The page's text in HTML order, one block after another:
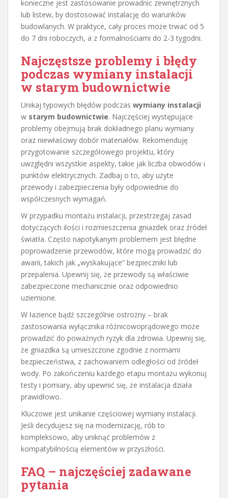
konieczne jest zastosowanie prowadnic zewnętrznych
lub listew, by dostosować instalację do warunków
budowlanych. W praktyce, cały proces może trwać od 5
do 7 dni roboczych, a z formalnościami do 2-3 tygodni.
Najczęstsze problemy i błędy
podczas wymiany instalacji
w starym budownictwie
Unikaj typowych błędów podczas wymiany instalacji
w starym budownictwie. Najczęściej występujące
problemy obejmują brak dokładnego planu wymiany
oraz niewłaściwy dobór materiałów. Rekomenduję
przygotowanie szczegółowego projektu, który
uwzględni wszystkie aspekty, takie jak liczba obwodów i
punktów elektrycznych. Zadbaj o to, aby użyte
przewody i zabezpieczenia były odpowiednie do
współczesnych wymagań.
W przypadku montażu instalacji, przestrzegaj zasad
dotyczących ilości i rozmieszczenia gniazdek oraz źródeł
światła. Często napotykanym problemem jest błędne
poprowadzenie przewodów, które mogą prowadzić do
awarii, takich jak „wyskakujące” bezpieczniki lub
przepalenia. Upewnij się, że przewody są właściwie
zabezpieczone mechanicznie oraz odpowiednio
uziemione.
W łazience bądź szczególnie ostrożny – brak
zastosowania wyłącznika różnicowoprądowego może
prowadzić do poważnych ryzyk dla zdrowia. Upewnij się,
że gniazdka są umieszczone zgodnie z normami
bezpieczeństwa, z zachowaniem odległości od źródeł
wody. Po zakończeniu każdego etapu montażu wykonuj
testy i pomiary, aby upewnić się, że instalacja działa
prawidłowo.
Kluczowe jest unikanie częściowej wymiany instalacji.
Jeśli decydujesz się na modernizację, rób to
kompleksowo, aby uniknąć problemów z
kompatybilnością elementów w przyszłości.
FAQ – najczęściej zadawane
pytania